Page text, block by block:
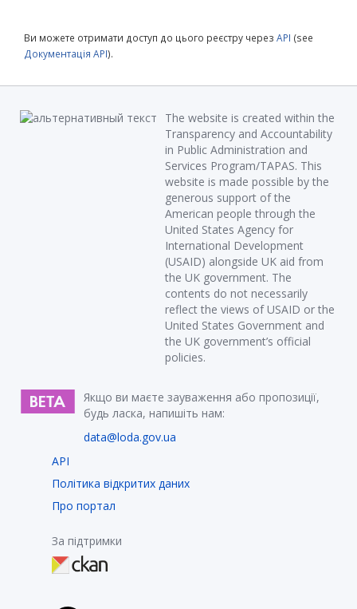
Ви можете отримати доступ до цього реєстру через API (see
Документація API).
The website is created within the
Transparency and Accountability
in Public Administration and
Services Program/TAPAS. This
website is made possible by the
generous support of the
American people through the
United States Agency for
International Development
(USAID) alongside UK aid from
the UK government. The
contents do not necessarily
reflect the views of USAID or the
United States Government and
the UK government’s official
policies.
Якщо ви маєте зауваження або пропозиції,
будь ласка, напишіть нам:
data@loda.gov.ua
API
Політика відкритих даних
Про портал
За підтримки